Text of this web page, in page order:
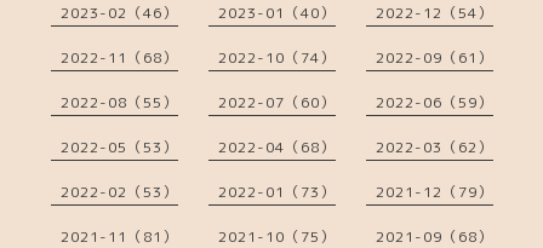
2023-02（46） 2023-01（40） 2022-12（54）
2022-11（68） 2022-10（74） 2022-09（61）
2022-08（55） 2022-07（60） 2022-06（59）
2022-05（53） 2022-04（68） 2022-03（62）
2022-02（53） 2022-01（73） 2021-12（79）
2021-11（81） 2021-10（75） 2021-09（68）